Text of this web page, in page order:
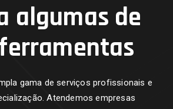
algumas de
gama de serviços profissionais e
Atendemos empresas